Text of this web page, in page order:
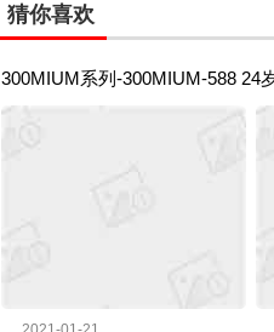
猜你喜欢
300MIUM系列-300MIUM-588 24